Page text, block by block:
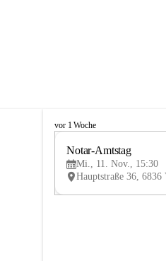
V
vor 1 Woche
Notar-Amtstag
Mi., 11. Nov., 15:30